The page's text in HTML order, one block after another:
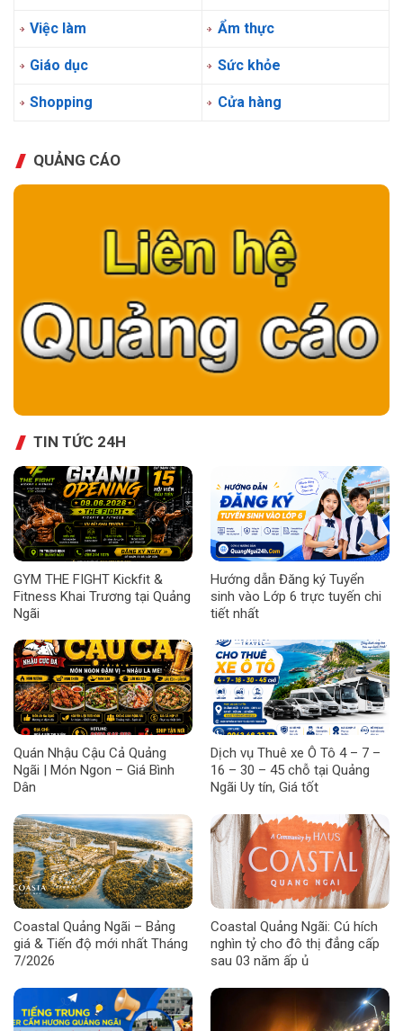
Việc làm Ẩm thực
Giáo dục Sức khỏe
Shopping Cửa hàng
QUẢNG CÁO
TIN TỨC 24H
GYM THE FIGHT Kickfit &
Fitness Khai Trương tại Quảng
Ngãi
Hướng dẫn Đăng ký Tuyển
sinh vào Lớp 6 trực tuyến chi
tiết nhất
Quán Nhậu Cậu Cả Quảng
Ngãi | Món Ngon – Giá Bình
Dân
Dịch vụ Thuê xe Ô Tô 4 – 7 –
16 – 30 – 45 chỗ tại Quảng
Ngãi Uy tín, Giá tốt
Coastal Quảng Ngãi – Bảng
giá & Tiến độ mới nhất Tháng
7/2026
Coastal Quảng Ngãi: Cú hích
nghìn tỷ cho đô thị đẳng cấp
sau 03 năm ấp ủ